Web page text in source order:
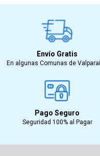
Envío Gratis
En algunas Comunas de
Pago Seguro
Seguridad 100% al Pagar